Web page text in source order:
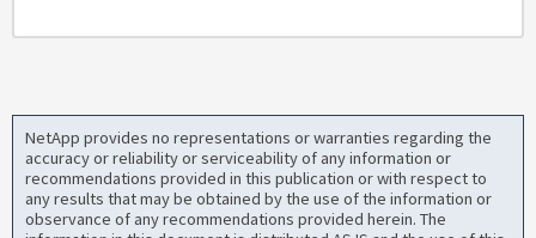
NetApp provides no representations or warranties regarding the
accuracy or reliability or serviceability of any information or
recommendations provided in this publication or with respect to
any results that may be obtained by the use of the information or
observance of any recommendations provided herein. The